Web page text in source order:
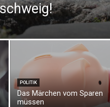
POLITIK
Das Märchen vom Sparen
müssen